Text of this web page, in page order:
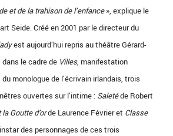
et de la trahison de l’enfance», explique le
Seide. Créé en 2001 par le directeur du
est aujourd’hui repris au théâtre Gérard-
le cadre de Villes, manifestation
monologue de l’écrivain irlandais, trois
ouvertes sur l’intime : Saletéde Robert
Goutte d’orde Laurence Février et Classe
des personnages de ces trois